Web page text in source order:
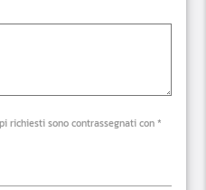
richiesti sono contrassegnati con *